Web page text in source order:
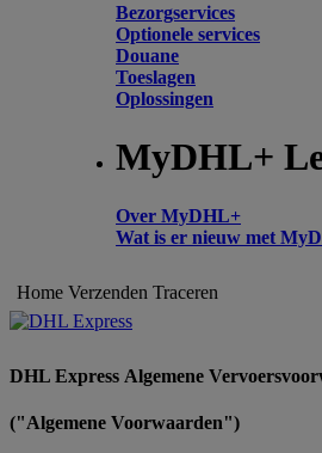
Bezorgservices
Optionele services
Douane
Toeslagen
Oplossingen
MyDHL+
Over MyDHL+
Wat is er nieuw met
Home Verzenden Traceren
DHL Express Algemene
("Algemene Voorwaarden")